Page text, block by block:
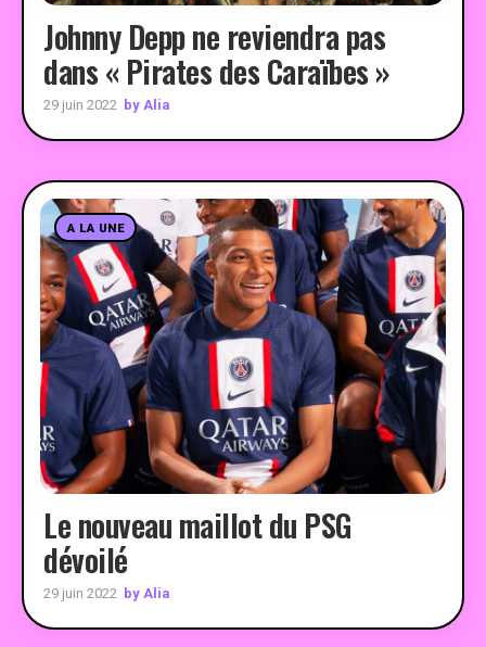
Johnny Depp ne reviendra pas
dans « Pirates des Caraïbes »
29 juin 2022 by Alia
A LA UNE
Le nouveau maillot du PSG
dévoilé
29 juin 2022 by Alia